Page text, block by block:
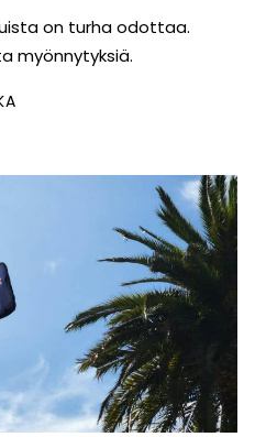
on turha odottaa.
myönnytyksiä.